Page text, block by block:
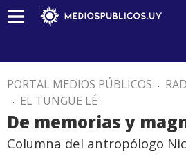
PORTAL MEDIOS PÚBLICOS .
. EL TUNGUE LÉ .
De memorias y
Columna del antropólogo